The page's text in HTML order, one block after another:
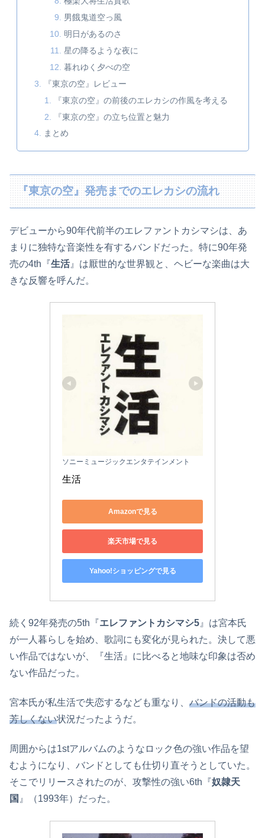
男餓鬼道空っ風
明日があるのさ
星の降るような夜に
暮れゆく夕べの空
『東京の空』レビュー
『東京の空』の前後のエレカシの作風を考える
『東京の空』の立ち位置と魅力
まとめ
『東京の空』発売までのエレカシの流れ
デビューから90年代前半のエレファントカシマシは、あ
まりに独特な音楽性を有するバンドだった。特に90年発
売の4th『生活』は厭世的な世界観と、ヘビーな楽曲は大
きな反響を呼んだ。
ソニーミュージックエンタテインメント
生活
Amazonで見る
楽天市場で見る
Yahoo!ショッピングで見る
続く92年発売の5th『エレファントカシマシ5 』は宮本氏
が一人暮らしを始め、歌詞にも変化が見られた。決して悪
い作品ではないが、『生活』に比べると地味な印象は否め
ない作品だった。
宮本氏が私生活で失恋するなども重なり、 バンドの活動も
芳しくない状況だったようだ。
周囲からは1stアルバムのようなロック色の強い作品を望
むようになり、バンドとしても仕切り直そうとしていた。
そこでリリースされたのが、攻撃性の強い6th『奴隷天
国 』（1993年）だった。